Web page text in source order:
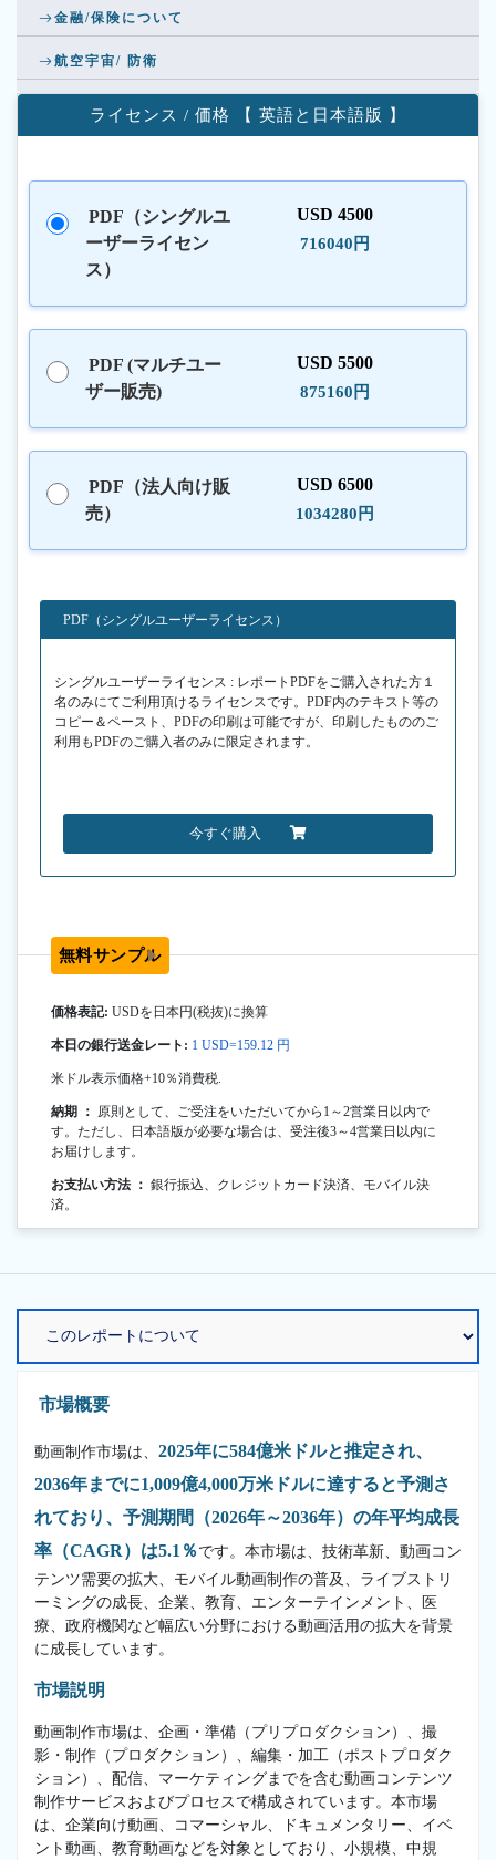
金融/保険について
航空宇宙/ 防衛
ライセンス / 価格 【 英語と日本語版 】
PDF（シングルユ
ーザーライセン
ス）
USD 4500
716040円
PDF (マルチユー
ザー販売)
USD 5500
875160円
PDF（法人向け販
売）
USD 6500
1034280円
PDF（シングルユーザーライセンス）
シングルユーザーライセンス : レポートPDFをご購入された方１
名のみにてご利用頂けるライセンスです。PDF内のテキスト等の
コピー＆ペースト、PDFの印刷は可能ですが、印刷したもののご
利用もPDFのご購入者のみに限定されます。
今すぐ購入
無料サンプル
価格表記: USDを日本円(税抜)に換算
本日の銀行送金レート: 1 USD=159.12 円
米ドル表示価格+10％消費税.
納期 ： 原則として、ご受注をいただいてから1～2営業日以内で
す。ただし、日本語版が必要な場合は、受注後3～4営業日以内に
お届けします。
お支払い方法 ： 銀行振込、クレジットカード決済、モバイル決
済。
市場概要
動画制作市場は、 2025年に584億米ドルと推定され、
2036年までに1,009億4,000万米ドルに達すると予測さ
れており、予測期間（2026年～2036年）の年平均成長
率（CAGR）は5.1％ です。本市場は、技術革新、動画コン
テンツ需要の拡大、モバイル動画制作の普及、ライブストリ
ーミングの成長、企業、教育、エンターテインメント、医
療、政府機関など幅広い分野における動画活用の拡大を背景
に成長しています。
市場説明
動画制作市場は、企画・準備（プリプロダクション）、撮
影・制作（プロダクション）、編集・加工（ポストプロダク
ション）、配信、マーケティングまでを含む動画コンテンツ
制作サービスおよびプロセスで構成されています。本市場
は、企業向け動画、コマーシャル、ドキュメンタリー、イベ
ント動画、教育動画などを対象としており、小規模、中規